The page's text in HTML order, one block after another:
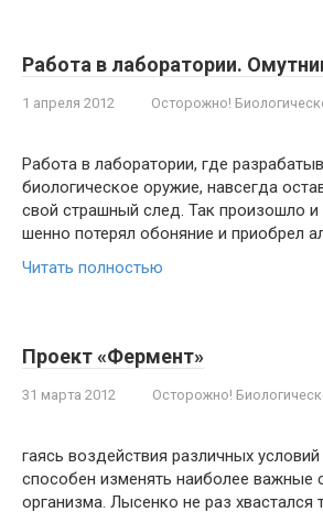
Работа в лаборатории.
1 апреля 2012
Осторожно!
Работа в лаборатории, где
биологическое оружие, навсегда
свой страшный след. Так произошло
шенно потерял обоняние и приобрел
Читать полностью
Проект «Фермент»
31 марта 2012
Осторожно!
гаясь воздействия различных
способен изменять наиболее важные
организма. Лысенко не раз хвастался